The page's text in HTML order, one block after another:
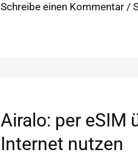
Schreibe einen Kommentar /
Airalo: per eSIM
Internet nutzen